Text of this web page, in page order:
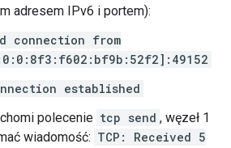
adresem IPv6 i portem):
connection from
established
polecenie tcp send , węzeł 1
wiadomość: TCP: Received 5